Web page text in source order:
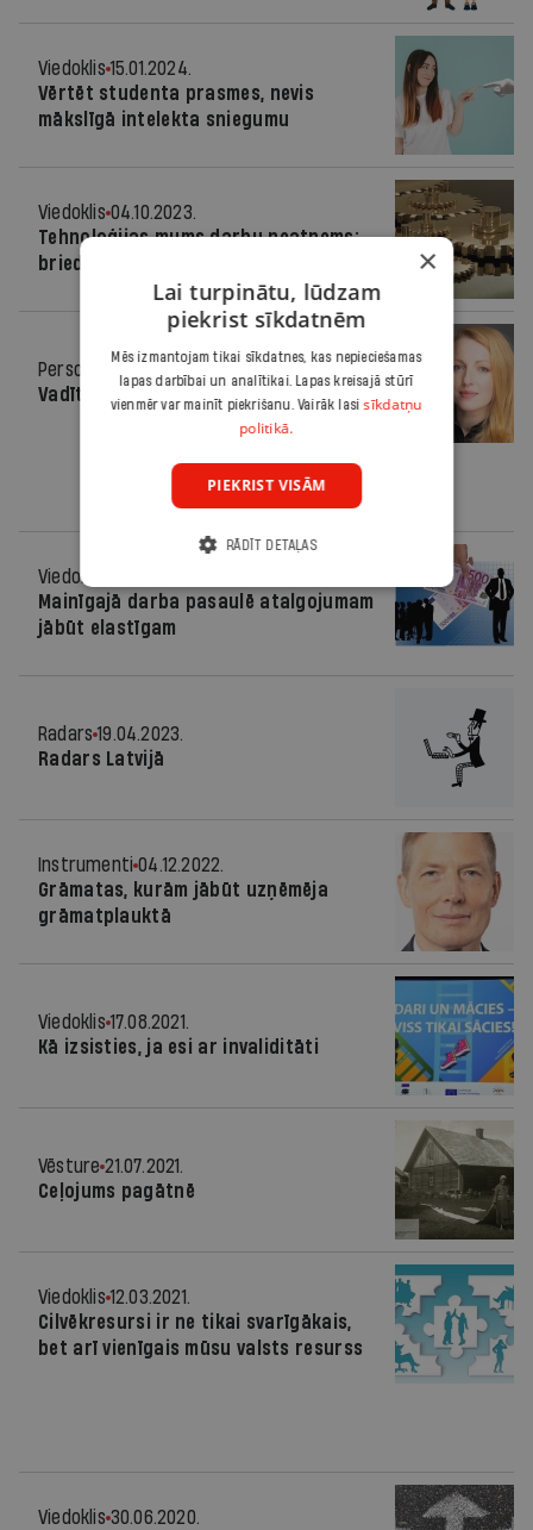
Viedoklis 15.01.2024.
Vērtēt studenta prasmes, nevis
mākslīgā intelekta sniegumu
Viedoklis 04.10.2023.
Tehnoloģijas mums darbu neatņems:
briedums un pieredze tikai palīdzēs
Personāla attīstība
Vadītāja evolūcija
Viedoklis
Mainīgajā darba pasaulē atalgojumam
jābūt elastīgam
Radars 19.04.2023.
Radars Latvijā
Instrumenti 04.12.2022.
Grāmatas, kurām jābūt uzņēmēja
grāmatplauktā
Viedoklis 17.08.2021.
Kā izsisties, ja esi ar invaliditāti
Vēsture 21.07.2021.
Ceļojums pagātnē
Viedoklis 12.03.2021.
Cilvēkresursi ir ne tikai svarīgākais,
bet arī vienīgais mūsu valsts resurss
Viedoklis 30.06.2020.
×
Lai turpinātu, lūdzam
piekrist sīkdatnēm
Mēs izmantojam tikai sīkdatnes, kas nepieciešamas
lapas darbībai un analītikai. Lapas kreisajā stūrī
vienmēr var mainīt piekrišanu. Vairāk lasisīkdatņu
politikā.
PIEKRIST VISĀM
RĀDĪT DETAĻAS